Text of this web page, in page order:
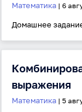
Математика | 6
Домашнее
выражения
Математика | 5